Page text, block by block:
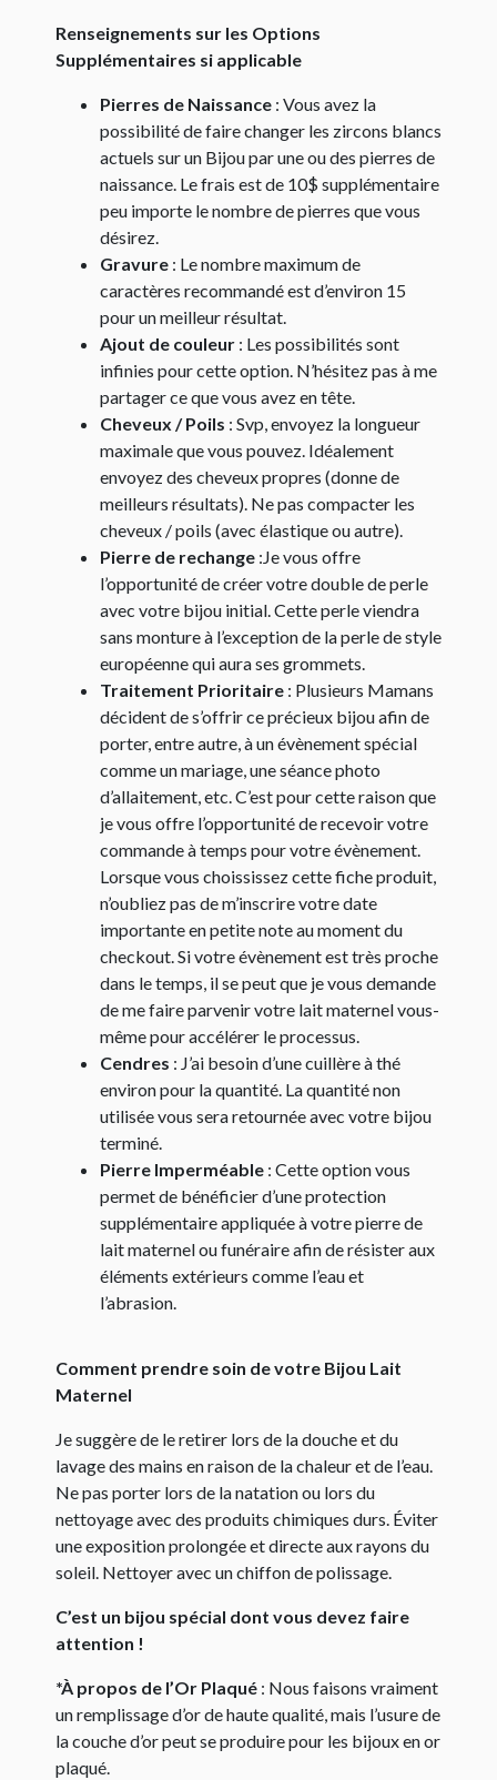
Renseignements sur les Options
Supplémentaires si applicable
Pierres de Naissance : Vous avez la
possibilité de faire changer les zircons blancs
actuels sur un Bijou par une ou des pierres de
naissance. Le frais est de 10$ supplémentaire
peu importe le nombre de pierres que vous
désirez.
Gravure : Le nombre maximum de
caractères recommandé est d’environ 15
pour un meilleur résultat.
Ajout de couleur : Les possibilités sont
infinies pour cette option. N’hésitez pas à me
partager ce que vous avez en tête.
Cheveux / Poils : Svp, envoyez la longueur
maximale que vous pouvez. Idéalement
envoyez des cheveux propres (donne de
meilleurs résultats). Ne pas compacter les
cheveux / poils (avec élastique ou autre).
Pierre de rechange :Je vous offre
l’opportunité de créer votre double de perle
avec votre bijou initial. Cette perle viendra
sans monture à l’exception de la perle de style
européenne qui aura ses grommets.
Traitement Prioritaire : Plusieurs Mamans
décident de s’offrir ce précieux bijou afin de
porter, entre autre, à un évènement spécial
comme un mariage, une séance photo
d’allaitement, etc. C’est pour cette raison que
je vous offre l’opportunité de recevoir votre
commande à temps pour votre évènement.
Lorsque vous choississez cette fiche produit,
n’oubliez pas de m’inscrire votre date
importante en petite note au moment du
checkout. Si votre évènement est très proche
dans le temps, il se peut que je vous demande
de me faire parvenir votre lait maternel vous-
même pour accélérer le processus.
Cendres : J’ai besoin d’une cuillère à thé
environ pour la quantité. La quantité non
utilisée vous sera retournée avec votre bijou
terminé.
Pierre Imperméable : Cette option vous
permet de bénéficier d’une protection
supplémentaire appliquée à votre pierre de
lait maternel ou funéraire afin de résister aux
éléments extérieurs comme l’eau et
l’abrasion.
Comment prendre soin de votre Bijou Lait
Maternel
Je suggère de le retirer lors de la douche et du
lavage des mains en raison de la chaleur et de l’eau.
Ne pas porter lors de la natation ou lors du
nettoyage avec des produits chimiques durs. Éviter
une exposition prolongée et directe aux rayons du
soleil. Nettoyer avec un chiffon de polissage.
C’est un bijou spécial dont vous devez faire
attention !
*À propos de l’Or Plaqué : Nous faisons vraiment
un remplissage d’or de haute qualité, mais l’usure de
la couche d’or peut se produire pour les bijoux en or
plaqué.